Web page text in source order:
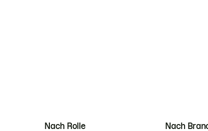
Nach Rolle Nach